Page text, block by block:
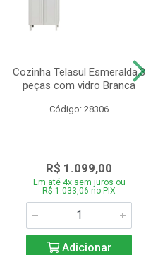
Cozinha Telasul Esmeralda.3
peças com vidro Branca
Código: 28306
R$ 1.099,00
Em até 4x sem juros ou
R$ 1.033,06 no PIX
Adicionar